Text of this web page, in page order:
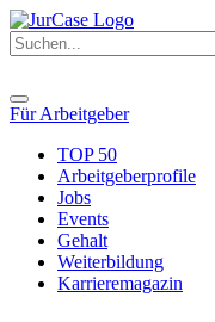
Für Arbeitgeber
TOP 50
Arbeitgeberprofile
Jobs
Events
Gehalt
Weiterbildung
Karrieremagazin